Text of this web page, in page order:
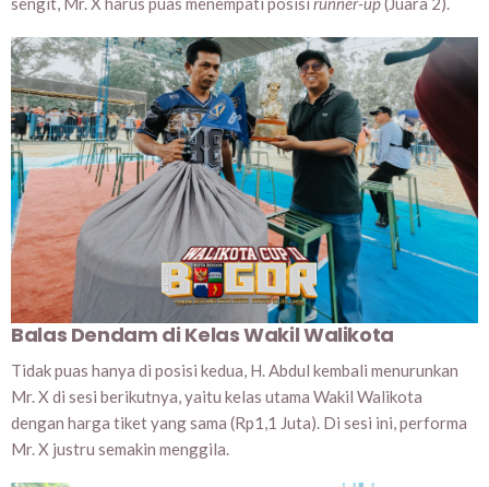
Balas Dendam di Kelas Wakil Walikota
Tidak puas hanya di posisi kedua, H. Abdul kembali menurunkan
Mr. X di sesi berikutnya, yaitu kelas utama Wakil Walikota
dengan harga tiket yang sama (Rp1,1 Juta). Di sesi ini, performa
Mr. X justru semakin menggila.